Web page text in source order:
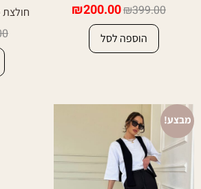
₪399.00
₪200.00
הוספה לסל
מבצע!